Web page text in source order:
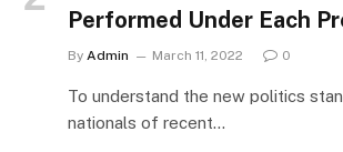
Performed Under Each
By Admin March 11, 2022 0
To understand the new politics
nationals of recent…